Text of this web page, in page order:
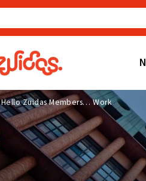
Hello
Zuidas
Hello Zuidas Members Work